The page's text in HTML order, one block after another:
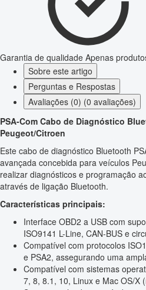
Garantia de qualidade Apenas
Sobre este artigo
Perguntas e Respostas
Avaliações (0) (0 avaliações)
PSA-Com Cabo de Diagnóstico
Peugeot/Citroen
Este cabo de diagnóstico Bluetooth
avançada concebida para veículos
realizar diagnósticos e programação
através de ligação Bluetooth.
Características principais:
Interface OBD2 a USB com
ISO9141 L-Line, CAN-BUS e
Compatível com protocolos
e PSA2, assegurando uma
Compatível com sistemas
7, 8, 8.1, 10, Linux e Mac OS/X